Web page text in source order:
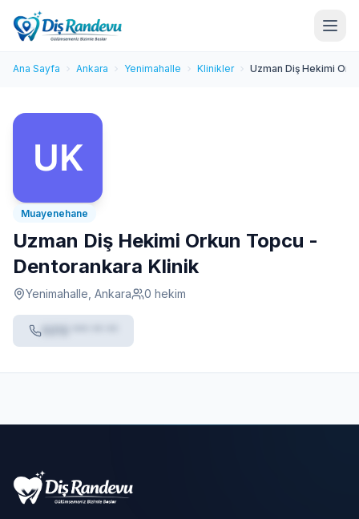
Ana Sayfa Ankara Yenimahalle Klinikler Uzman Diş Hekimi
Muayenehane
Uzman Diş Hekimi Orkun Topcu -
Dentorankara Klinik
Yenimahalle, Ankara 0 hekim